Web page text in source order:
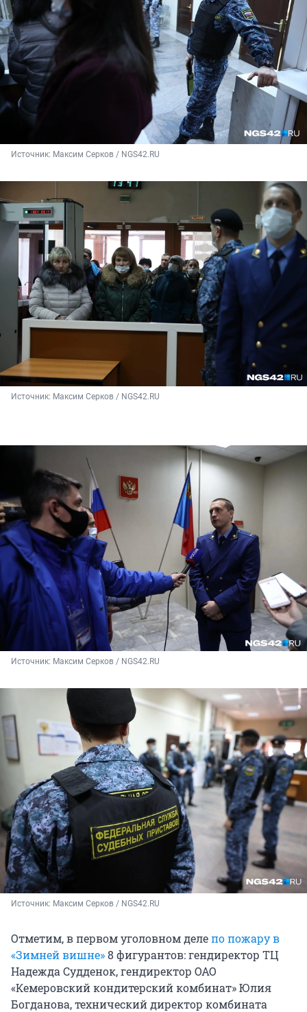
Источник: Максим Серков / NGS42.RU
Источник: Максим Серков / NGS42.RU
Источник: Максим Серков / NGS42.RU
Источник: Максим Серков / NGS42.RU
Отметим, в первом уголовном делепо пожару в
«Зимней вишне»8 фигурантов: гендиректор ТЦ
Надежда Судденок, гендиректор ОАО
«Кемеровский кондитерский комбинат» Юлия
Богданова, технический директор комбината